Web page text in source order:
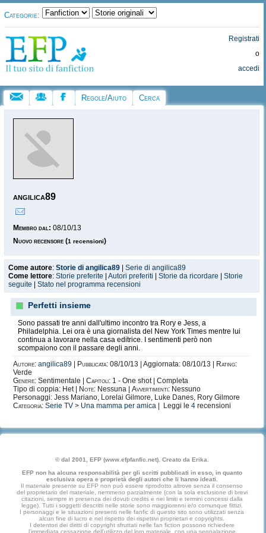
Categorie:
Registrati
o
accedi
Regole/Aiuto Cerca
angilica89
Membro dal: 08/10/13
Nuovo recensore (1 recensioni)
Come autore: Storie di angilica89
Serie di angilica89
Come lettore: Storie preferite Autori preferiti Storie da ricordare
Storie
seguite
Stato nel programma recensioni
Perfetti insieme
Sono passati tre anni dall'ultimo incontro tra Rory e Jess, a
Philadelphia. Lei ora è una giornalista del New York Times mentre lui
continua a lavorare nella casa editrice. I sentimenti però non
scompaiono con il passare degli anni.
Autore: angilica89 Pubblicata: 08/10/13 | Aggiornata: 08/10/13 |
Rating:
Verde
Genere: Sentimentale | Capitoli: 1 - One shot | Completa
Tipo di coppia: Het |
Note: Nessuna | Avvertimenti: Nessuno
Personaggi: Jess Mariano, Lorelai Gilmore, Luke Danes, Rory Gilmore
Categoria: Serie TV > Una mamma per amica | Leggi le 4 recensioni
© dal 2001, EFP (www.efpfanfic.net). Creato da Erika.
EFP non ha alcuna responsabilità per gli scritti pubblicati in esso, in quanto
esclusiva opera e proprietà degli autori che li hanno ideati.
Il materiale presente su EFP non può essere riprodotto altrove senza il consenso
del proprietario del materiale, nemmeno parzialmente (con la sola esclusione di brevi
citazioni, sempre in presenza dei dovuti credits e nei limiti e termini concessi dalla
legge). Tutti i soggetti descritti nelle storie sono maggiorenni e/o comunque fittizi.
I personaggi e le situazioni presenti nelle fanfic di questo sito sono utilizzati senza
alcun fine di lucro e nel rispetto dei rispettivi proprietari e copyrights.
I detentori dei diritti di copyright sfruttati nelle fan fiction possono richiedere
l'immediata cessazione dell'utilizzo del loro materiale, con una segnalazione